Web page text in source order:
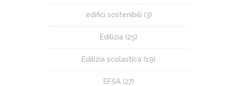
edifici sostenibili (3)
Edilizia (25)
Edilizia scolastica (19)
EFSA(27)